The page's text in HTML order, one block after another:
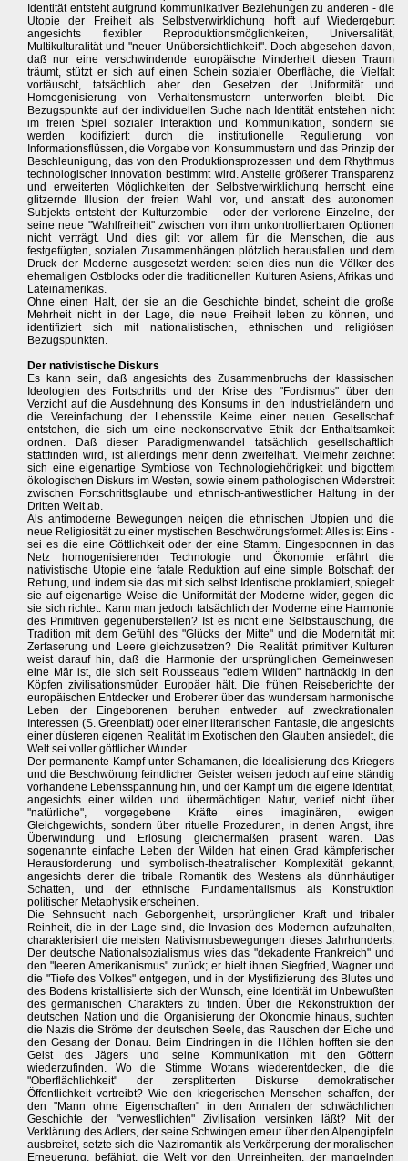
Identität entsteht aufgrund kommunikativer Beziehungen zu anderen - die
Utopie der Freiheit als Selbstverwirklichung hofft auf Wiedergeburt
angesichts flexibler Reproduktionsmöglichkeiten, Universalität,
Multikulturalität und "neuer Unübersichtlichkeit". Doch abgesehen davon,
daß nur eine verschwindende europäische Minderheit diesen Traum
träumt, stützt er sich auf einen Schein sozialer Oberfläche, die Vielfalt
vortäuscht, tatsächlich aber den Gesetzen der Uniformität und
Homogenisierung von Verhaltensmustern unterworfen bleibt. Die
Bezugspunkte auf der individuellen Suche nach Identität entstehen nicht
im freien Spiel sozialer Interaktion und Kommunikation, sondern sie
werden kodifiziert: durch die institutionelle Regulierung von
Informationsflüssen, die Vorgabe von Konsummustern und das Prinzip der
Beschleunigung, das von den Produktionsprozessen und dem Rhythmus
technologischer Innovation bestimmt wird. Anstelle größerer Transparenz
und erweiterten Möglichkeiten der Selbstverwirklichung herrscht eine
glitzernde Illusion der freien Wahl vor, und anstatt des autonomen
Subjekts entsteht der Kulturzombie - oder der verlorene Einzelne, der
seine neue "Wahlfreiheit" zwischen von ihm unkontrollierbaren Optionen
nicht verträgt. Und dies gilt vor allem für die Menschen, die aus
festgefügten, sozialen Zusammenhängen plötzlich herausfallen und dem
Druck der Moderne ausgesetzt werden: seien dies nun die Völker des
ehemaligen Ostblocks oder die traditionellen Kulturen Asiens, Afrikas und
Lateinamerikas.
Ohne einen Halt, der sie an die Geschichte bindet, scheint die große
Mehrheit nicht in der Lage, die neue Freiheit leben zu können, und
identifiziert sich mit nationalistischen, ethnischen und religiösen
Bezugspunkten.
Der nativistische Diskurs
Es kann sein, daß angesichts des Zusammenbruchs der klassischen
Ideologien des Fortschritts und der Krise des "Fordismus" über den
Verzicht auf die Ausdehnung des Konsums in den Industrieländern und
die Vereinfachung der Lebensstile Keime einer neuen Gesellschaft
entstehen, die sich um eine neokonservative Ethik der Enthaltsamkeit
ordnen. Daß dieser Paradigmenwandel tatsächlich gesellschaftlich
stattfinden wird, ist allerdings mehr denn zweifelhaft. Vielmehr zeichnet
sich eine eigenartige Symbiose von Technologiehörigkeit und bigottem
ökologischen Diskurs im Westen, sowie einem pathologischen Widerstreit
zwischen Fortschrittsglaube und ethnisch-antiwestlicher Haltung in der
Dritten Welt ab.
Als antimoderne Bewegungen neigen die ethnischen Utopien und die
neue Religiosität zu einer mystischen Beschwörungsformel: Alles ist Eins -
sei es die eine Göttlichkeit oder der eine Stamm. Eingesponnen in das
Netz homogenisierender Technologie und Ökonomie erfährt die
nativistische Utopie eine fatale Reduktion auf eine simple Botschaft der
Rettung, und indem sie das mit sich selbst Identische proklamiert, spiegelt
sie auf eigenartige Weise die Uniformität der Moderne wider, gegen die
sie sich richtet. Kann man jedoch tatsächlich der Moderne eine Harmonie
des Primitiven gegenüberstellen? Ist es nicht eine Selbsttäuschung, die
Tradition mit dem Gefühl des "Glücks der Mitte" und die Modernität mit
Zerfaserung und Leere gleichzusetzen? Die Realität primitiver Kulturen
weist darauf hin, daß die Harmonie der ursprünglichen Gemeinwesen
eine Mär ist, die sich seit Rousseaus "edlem Wilden" hartnäckig in den
Köpfen zivilisationsmüder Europäer hält. Die frühen Reiseberichte der
europäischen Entdecker und Eroberer über das wundersam harmonische
Leben der Eingeborenen beruhen entweder auf zweckrationalen
Interessen (S. Greenblatt) oder einer literarischen Fantasie, die angesichts
einer düsteren eigenen Realität im Exotischen den Glauben ansiedelt, die
Welt sei voller göttlicher Wunder.
Der permanente Kampf unter Schamanen, die Idealisierung des Kriegers
und die Beschwörung feindlicher Geister weisen jedoch auf eine ständig
vorhandene Lebensspannung hin, und der Kampf um die eigene Identität,
angesichts einer wilden und übermächtigen Natur, verlief nicht über
"natürliche", vorgegebene Kräfte eines imaginären, ewigen
Gleichgewichts, sondern über rituelle Prozeduren, in denen Angst, ihre
Überwindung und Erlösung gleichermaßen präsent waren. Das
sogenannte einfache Leben der Wilden hat einen Grad kämpferischer
Herausforderung und symbolisch-theatralischer Komplexität gekannt,
angesichts derer die tribale Romantik des Westens als dünnhäutiger
Schatten, und der ethnische Fundamentalismus als Konstruktion
politischer Metaphysik erscheinen.
Die Sehnsucht nach Geborgenheit, ursprünglicher Kraft und tribaler
Reinheit, die in der Lage sind, die Invasion des Modernen aufzuhalten,
charakterisiert die meisten Nativismusbewegungen dieses Jahrhunderts.
Der deutsche Nationalsozialismus wies das "dekadente Frankreich" und
den "leeren Amerikanismus" zurück; er hielt ihnen Siegfried, Wagner und
die "Tiefe des Volkes" entgegen, und in der Mystifizierung des Blutes und
des Bodens kristallisierte sich der Wunsch, eine Identität im Unbewußten
des germanischen Charakters zu finden. Über die Rekonstruktion der
deutschen Nation und die Organisierung der Ökonomie hinaus, suchten
die Nazis die Ströme der deutschen Seele, das Rauschen der Eiche und
den Gesang der Donau. Beim Eindringen in die Höhlen hofften sie den
Geist des Jägers und seine Kommunikation mit den Göttern
wiederzufinden. Wo die Stimme Wotans wiederentdecken, die die
"Oberflächlichkeit" der zersplitterten Diskurse demokratischer
Öffentlichkeit vertreibt? Wie den kriegerischen Menschen schaffen, der
den "Mann ohne Eigenschaften" in den Annalen der schwächlichen
Geschichte der "verwestlichten" Zivilisation versinken läßt? Mit der
Verklärung des Adlers, der seine Schwingen erneut über den Alpengipfeln
ausbreitet, setzte sich die Naziromantik als Verkörperung der moralischen
Erneuerung, befähigt, die Welt vor den Unreinheiten, der mangelnden